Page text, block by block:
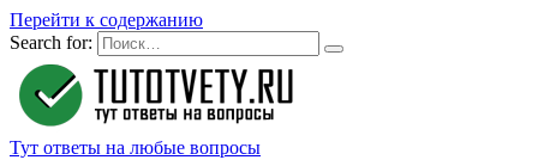
Перейти к содержанию
Search for:
Тут ответы на любые вопросы